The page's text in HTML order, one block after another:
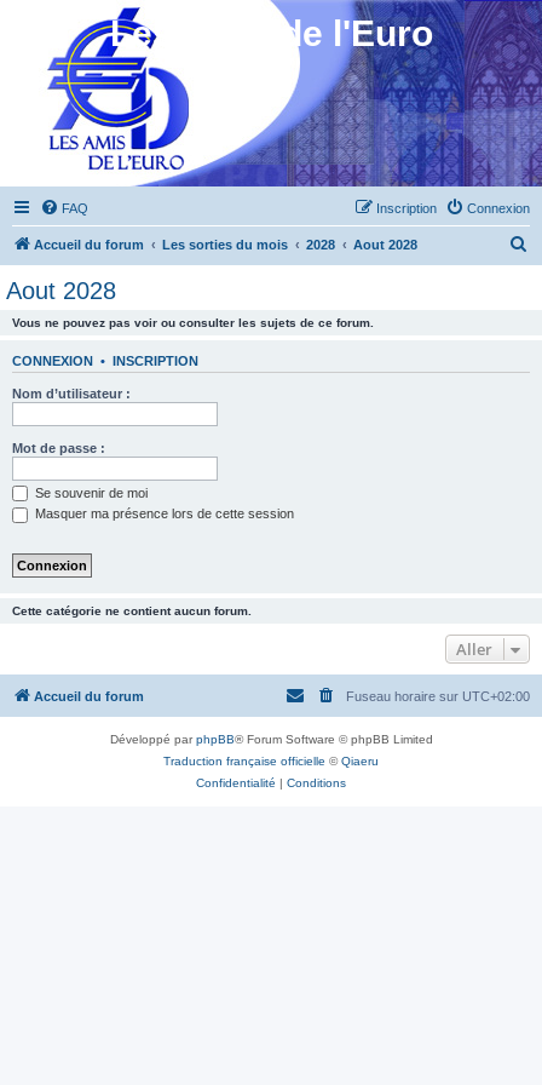
Les Amis de l'Euro
FAQ Connexion
Inscription
Accueil du forum Les sorties du mois 2028 Aout 2028
Aout 2028
Vous ne pouvez pas voir ou consulter les sujets de ce forum.
CONNEXION • INSCRIPTION
Nom d’utilisateur :
Mot de passe :
Se souvenir de moi
Masquer ma présence lors de cette session
Cette catégorie ne contient aucun forum.
Aller
Accueil du forum Fuseau horaire sur UTC+02:00
Développé parphpBB® Forum Software © phpBB Limited
Traduction française officielle ©Qiaeru
Confidentialité | Conditions